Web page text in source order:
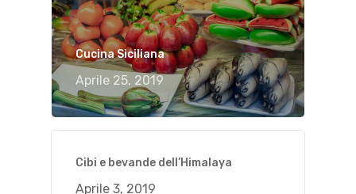
Cucina Siciliana
Aprile 25, 2019
Cibi e bevande dell’Himalaya
Aprile 3, 2019